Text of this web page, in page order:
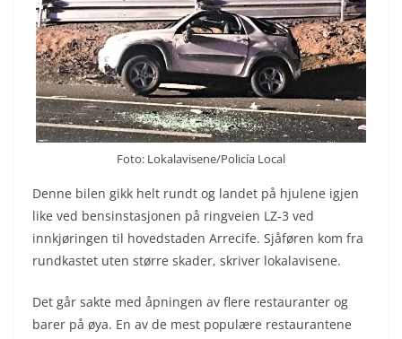
Foto: Lokalavisene/Policía Local
Denne bilen gikk helt rundt og landet på hjulene igjen
like ved bensinstasjonen på ringveien LZ-3 ved
innkjøringen til hovedstaden Arrecife. Sjåføren kom fra
rundkastet uten større skader, skriver lokalavisene.
Det går sakte med åpningen av flere restauranter og
barer på øya. En av de mest populære restaurantene